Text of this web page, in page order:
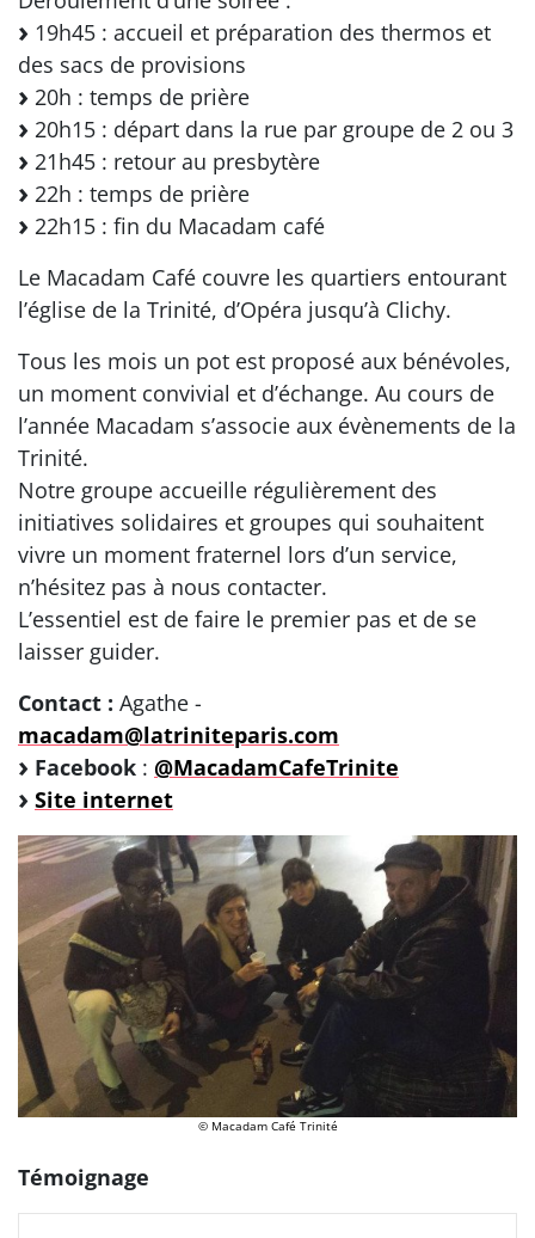
19h45 : accueil et préparation des thermos et
des sacs de provisions
20h : temps de prière
20h15 : départ dans la rue par groupe de 2 ou 3
21h45 : retour au presbytère
22h : temps de prière
22h15 : fin du Macadam café
Le Macadam Café couvre les quartiers entourant
l’église de la Trinité, d’Opéra jusqu’à Clichy.
Tous les mois un pot est proposé aux bénévoles,
un moment convivial et d’échange. Au cours de
l’année Macadam s’associe aux évènements de la
Trinité.
Notre groupe accueille régulièrement des
initiatives solidaires et groupes qui souhaitent
vivre un moment fraternel lors d’un service,
n’hésitez pas à nous contacter.
L’essentiel est de faire le premier pas et de se
laisser guider.
Contact : Agathe -
macadam@latriniteparis.com
Facebook : @MacadamCafeTrinite
Site internet
© Macadam Café Trinité
Témoignage